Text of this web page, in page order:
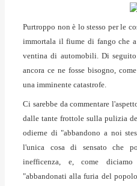
Purtroppo non è lo stesso per le
immortala il fiume di fango che
ventina di automobili. Di
ancora ce ne fosse bisogno,
una imminente catastrofe.
Ci sarebbe da commentare
dalle tante frottole sulla pulizia
odierne di "abbandono a noi
l'unica cosa di sensato che
inefficenza, e, come
"abbandonati alla furia del